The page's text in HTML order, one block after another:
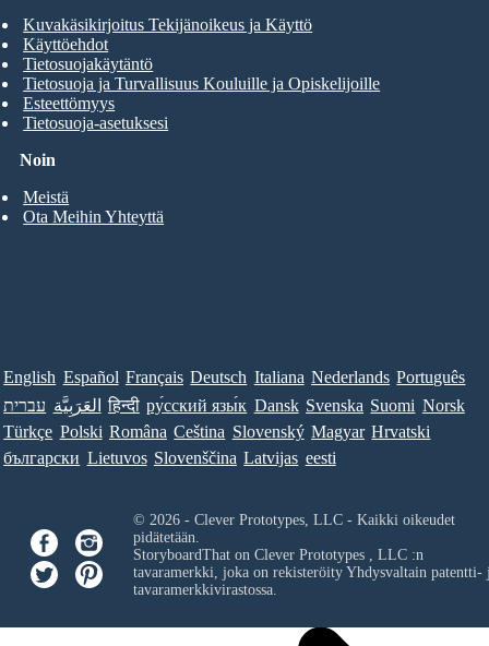
Noin
Meistä
Ota Meihin Yhteyttä
Kuvakäsikirjoitus Tekijänoikeus ja Käyttö
Käyttöehdot
Tietosuojakäytäntö
Tietosuoja ja Turvallisuus Kouluille ja Opiskelijoille
Esteettömyys
Tietosuoja-asetuksesi
English Español Français Deutsch Italiana Nederlands Português
עברית العَرَبِيَّة हिन्दी ру́сский язы́к Dansk Svenska Suomi Norsk
Türkçe Polski Româna Ceština Slovenský Magyar Hrvatski
български Lietuvos Slovenščina Latvijas eesti
© 2026 - Clever Prototypes, LLC - Kaikki oikeudet
pidätetään.
StoryboardThat on Clever Prototypes , LLC:n
tavaramerkki, joka on rekisteröity Yhdysvaltain patentti-
tavaramerkkivirastossa.